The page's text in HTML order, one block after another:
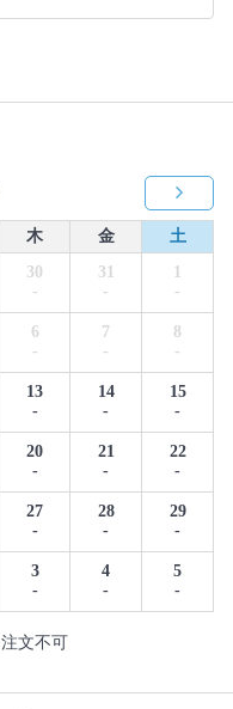
木 金
土
30
-
31
-
1
-
6
-
7
-
8
-
13
-
14
-
15
-
20
-
21
-
22
-
27
-
28
-
29
-
3
-
4
-
5
-
注文不可